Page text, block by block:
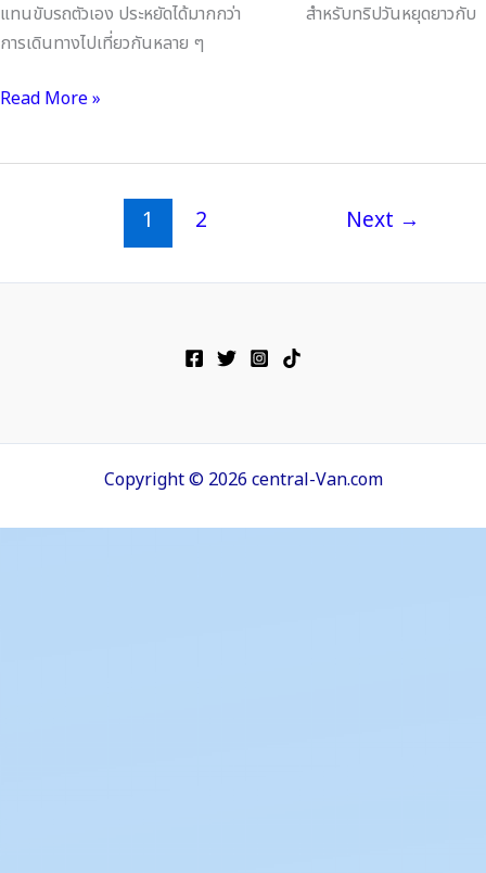
แทนขับรถตัวเอง ประหยัดได้มากกว่า สำหรับทริปวันหยุดยาวกับ
การเดินทางไปเที่ยวกันหลาย ๆ
Read More »
1 2 Next →
Copyright © 2026 central-Van.com